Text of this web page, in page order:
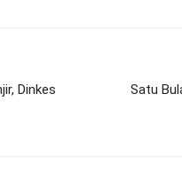
Dinkes
Satu